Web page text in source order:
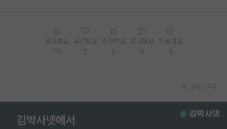
학술 정보 게시판